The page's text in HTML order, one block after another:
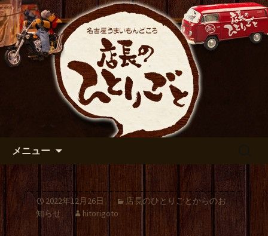
名古屋市伏見の居酒屋【店長の
ひとりごと】のブログ
出張や観光に名古屋めしがおすすめで
す
メニュー
2022年12月26日
店長のひとりごとからのお
知らせ
hitorigoto